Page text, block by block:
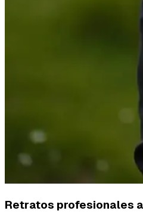
Retratos profesionales